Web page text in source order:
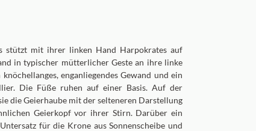
stützt mit ihrer linken Hand Harpokrates auf
in typischer mütterlicher Geste an ihre linke
enganliegendes Gewand und ein
Die Füße ruhen auf einer Basis. Auf der
die Geierhaube mit der selteneren Darstellung
Geierkopf vor ihrer Stirn. Darüber ein
für die Krone aus Sonnenscheibe und